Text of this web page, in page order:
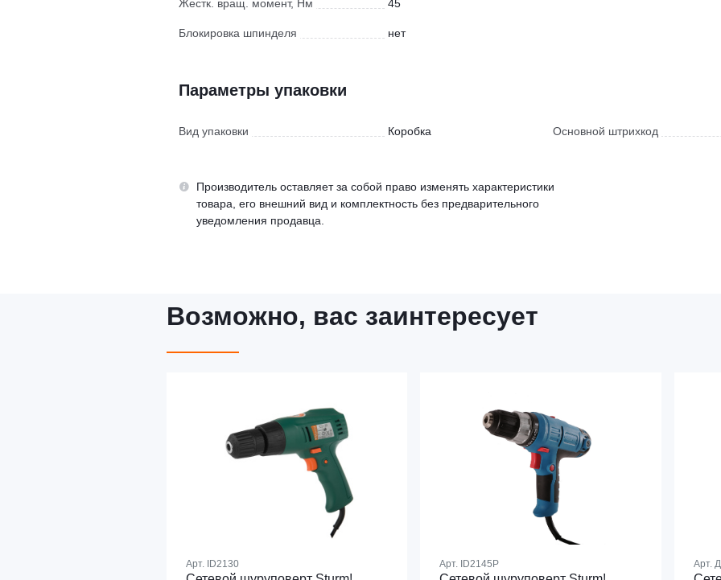
Жестк. вращ. момент, Нм 45
Блокировка шпинделя нет
Параметры упаковки
Вид упаковки Коробка Основной штрихкод
Производитель оставляет за собой право изменять характеристики
товара, его внешний вид и комплектность без предварительного
уведомления продавца.
Возможно, вас заинтересует
Арт. ID2130 Арт. ID2145P Арт.